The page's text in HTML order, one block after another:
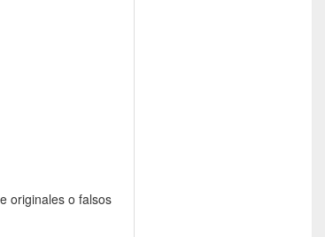
originales o falsos